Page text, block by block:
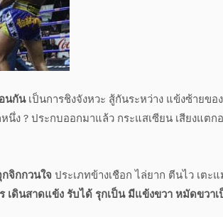
นกันเป็นการชิงจังหวะ สู้กันระหว่าง แข้งซ้ายของ
ง ? ประกบออกมาแล้ว กระแสเซียน เสียงแตก
จิกกวนใจประเภทข้างเชือก ไล่ยาก ตีนไว เตะ
เดินสาดแข้ง รับได้ รุกเป็น มีแข้งขวา หมัดขวา